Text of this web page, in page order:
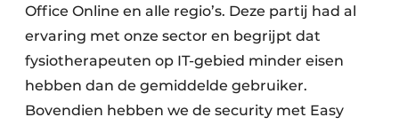
Office Online en alle regio’s. Deze partij had al
ervaring met onze sector en begrijpt dat
fysiotherapeuten op IT-gebied minder eisen
hebben dan de gemiddelde gebruiker.
Bovendien hebben we de security met Easy